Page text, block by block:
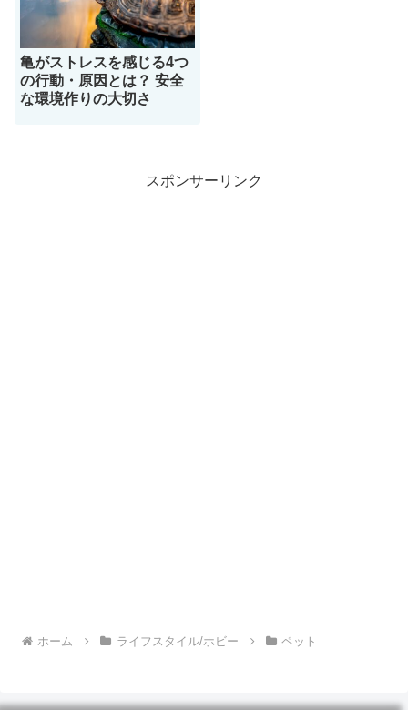
亀がストレスを感じる4つ
の行動・原因とは？ 安全
な環境作りの大切さ
スポンサーリンク
ホーム ライフスタイル/ホビー ペット